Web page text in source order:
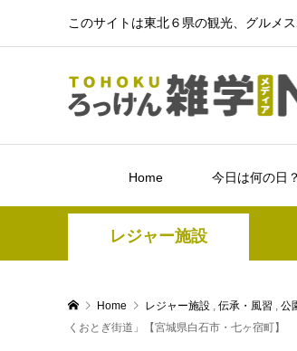
このサイトは東北６県の観光、グルメ
Home 今日は何の日
レジャー施設
Home レジャー施設 , 伝承・風習 , 公
くおとぎ街道」【宮城県白石市・七ヶ宿町】